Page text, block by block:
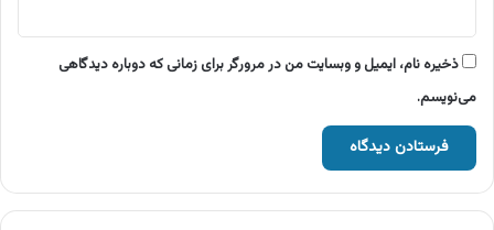
ذخیره نام، ایمیل و وبسایت من در مرورگر برای زمانی که دوباره دیدگاهی
می‌نویسم.